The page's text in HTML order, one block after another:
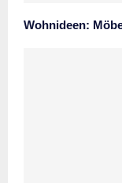
Wohnideen: